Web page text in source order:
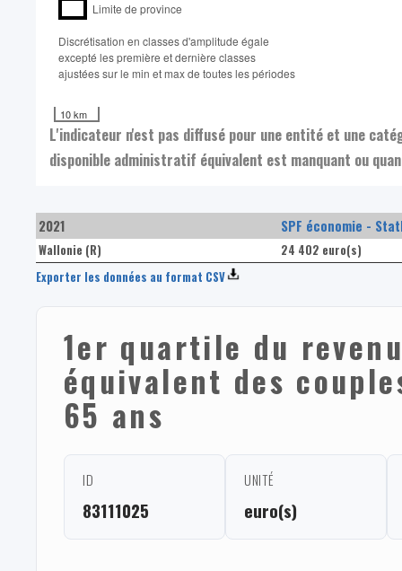
Limite de province
Discrétisation en classes d'amplitude égale​
excepté les première et dernière classes
ajustées sur le min et max de toutes les périodes
10 km
L'indicateur n'est pas diffusé pour une entité et une
disponible administratif équivalent est manquant ou
2021 SPF économie -
Wallonie (R)
24 402 euro(s)
Exporter les données au format CSV
1er quartile du
équivalent des
65 ans
ID
83111025
UNITÉ
euro(s)